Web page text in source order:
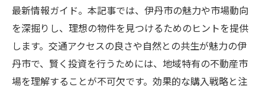
最新情報ガイド。本記事では、伊丹市の魅力や市場動向
を深掘りし、理想の物件を見つけるためのヒントを提供
します。交通アクセスの良さや自然との共生が魅力の伊
丹市で、賢く投資を行うためには、地域特有の不動産市
場を理解することが不可欠です。効果的な購入戦略と注